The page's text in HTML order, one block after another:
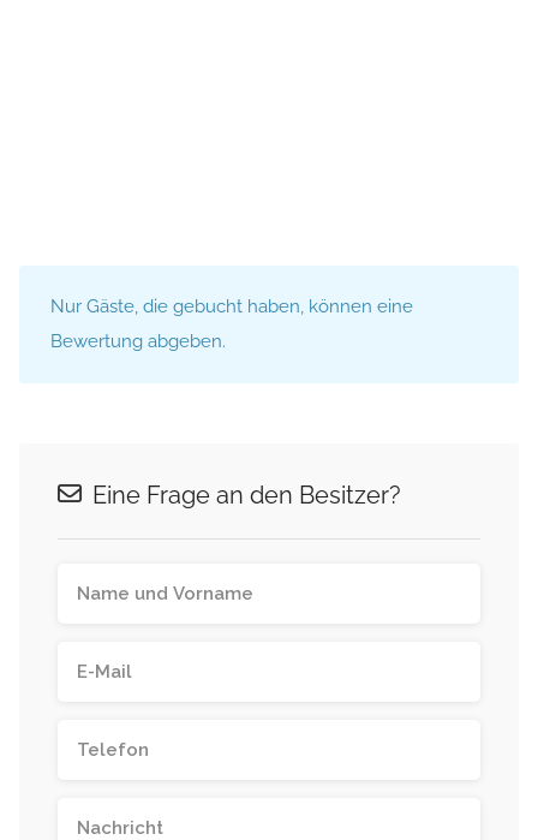
Nur Gäste, die gebucht haben, können eine
Bewertung abgeben.
Eine Frage an den Besitzer?